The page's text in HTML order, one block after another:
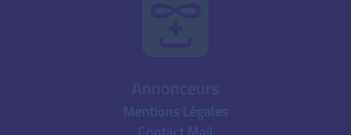
Mentions Légales